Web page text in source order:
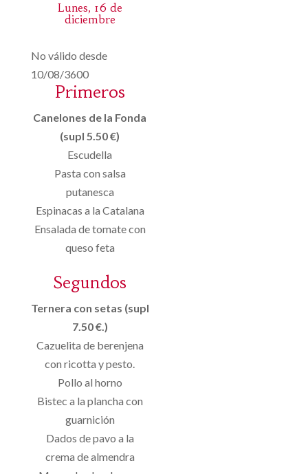
Lunes, 16 de
diciembre
No válido desde
10/08/3600
Primeros
Canelones de la Fonda
(supl 5.50 €)
Escudella
Pasta con salsa
putanesca
Espinacas a la Catalana
Ensalada de tomate con
queso feta
Segundos
Ternera con setas (supl
7.50 €.)
Cazuelita de berenjena
con ricotta y pesto.
Pollo al horno
Bistec a la plancha con
guarnición
Dados de pavo a la
crema de almendra